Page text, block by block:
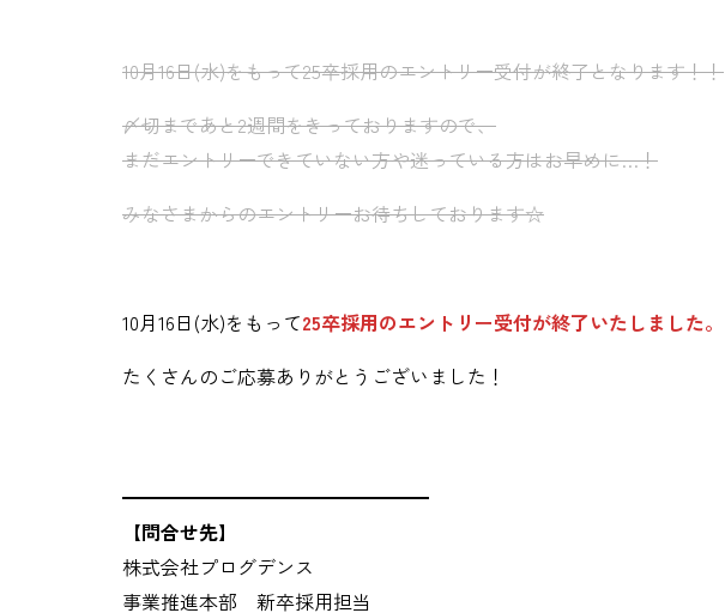
10月16日(水)をもって25卒採用のエントリー受付が終了となります！！
〆切まであと2週間をきっておりますので、
まだエントリーできていない方や迷っている方はお早めに…！
みなさまからのエントリーお待ちしております☆
10月16日(水)をもって25卒採用のエントリー受付が終了いたしました。
たくさんのご応募ありがとうございました！
━━━━━━━━━━━━━━━━
【問合せ先】
株式会社プログデンス
事業推進本部 新卒採用担当